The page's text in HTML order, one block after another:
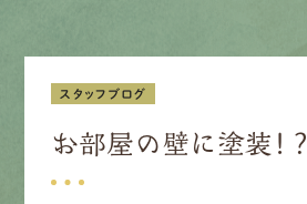
スタッフブログ
お部屋の壁に塗装！？